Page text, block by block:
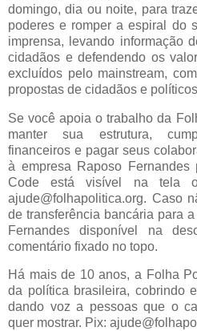
domingo, dia ou noite, para
poderes e romper a espiral do
imprensa, levando informação
cidadãos e defendendo os
excluídos pelo mainstream,
propostas de cidadãos e
Se você apoia o trabalho da
manter sua estrutura,
financeiros e pagar seus
à empresa Raposo
Code está visível na tela
ajude@folhapolitica.org. Caso
de transferência bancária para
Fernandes disponível na
comentário fixado no topo.
Há mais de 10 anos, a Folha
da política brasileira, cobrindo
dando voz a pessoas que o
quer mostrar. Pix: